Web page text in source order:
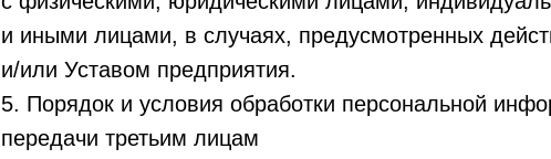
и иными лицами, в случаях, предусмотренных
и/или Уставом предприятия.
5. Порядок и условия обработки персональной
передачи третьим лицам